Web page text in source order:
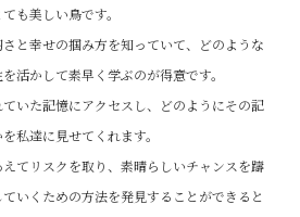
も美しい鳥です。
と幸せの掴み方を知っていて、どのような
活かして素早く学ぶのが得意です。
いた記憶にアクセスし、どのようにその記
私達に見せてくれます。
てリスクを取り、素晴らしいチャンスを躊
いくための方法を発見することができると